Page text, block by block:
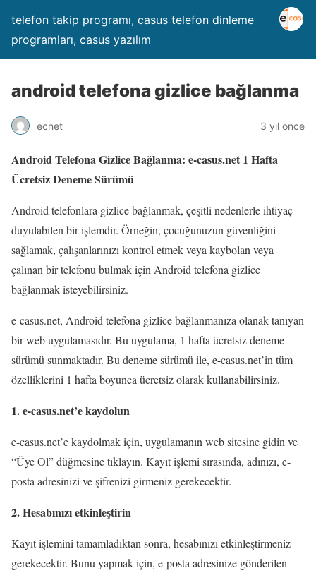
telefon takip programı, casus telefon dinleme
programları, casus yazılım
android telefona gizlice bağlanma
ecnet 3 yıl önce
Android Telefona Gizlice Bağlanma: e-casus.net 1 Hafta
Ücretsiz Deneme Sürümü
Android telefonlara gizlice bağlanmak, çeşitli nedenlerle ihtiyaç
duyulabilen bir işlemdir. Örneğin, çocuğunuzun güvenliğini
sağlamak, çalışanlarınızı kontrol etmek veya kaybolan veya
çalınan bir telefonu bulmak için Android telefona gizlice
bağlanmak isteyebilirsiniz.
e-casus.net, Android telefona gizlice bağlanmanıza olanak tanıyan
bir web uygulamasıdır. Bu uygulama, 1 hafta ücretsiz deneme
sürümü sunmaktadır. Bu deneme sürümü ile, e-casus.net’in tüm
özelliklerini 1 hafta boyunca ücretsiz olarak kullanabilirsiniz.
1. e-casus.net’e kaydolun
e-casus.net’e kaydolmak için, uygulamanın web sitesine gidin ve
“Üye Ol” düğmesine tıklayın. Kayıt işlemi sırasında, adınızı, e-
posta adresinizi ve şifrenizi girmeniz gerekecektir.
2. Hesabınızı etkinleştirin
Kayıt işlemini tamamladıktan sonra, hesabınızı etkinleştirmeniz
gerekecektir. Bunu yapmak için, e-posta adresinize gönderilen